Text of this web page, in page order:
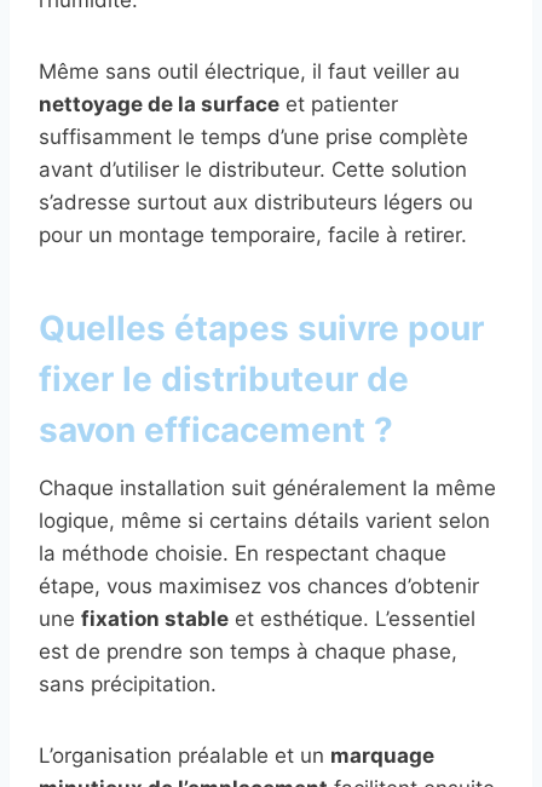
Même sans outil électrique, il faut veiller au
nettoyage de la surface et patienter
suffisamment le temps d’une prise complète
avant d’utiliser le distributeur. Cette solution
s’adresse surtout aux distributeurs légers ou
pour un montage temporaire, facile à retirer.
Quelles étapes suivre pour
fixer le distributeur de
savon efficacement ?
Chaque installation suit généralement la même
logique, même si certains détails varient selon
la méthode choisie. En respectant chaque
étape, vous maximisez vos chances d’obtenir
une fixation stable et esthétique. L’essentiel
est de prendre son temps à chaque phase,
sans précipitation.
L’organisation préalable et un marquage